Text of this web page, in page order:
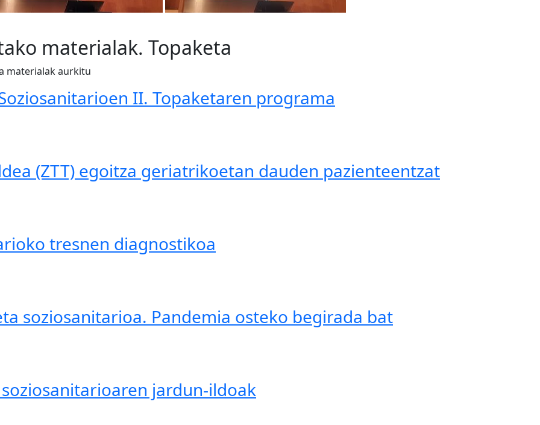
materialak. Topaketa
materialak aurkitu
II. Topaketaren programa
(ZTT) egoitza geriatrikoetan dauden pazienteentzat
tresnen diagnostikoa
soziosanitarioa. Pandemia osteko begirada bat
jardun-ildoak